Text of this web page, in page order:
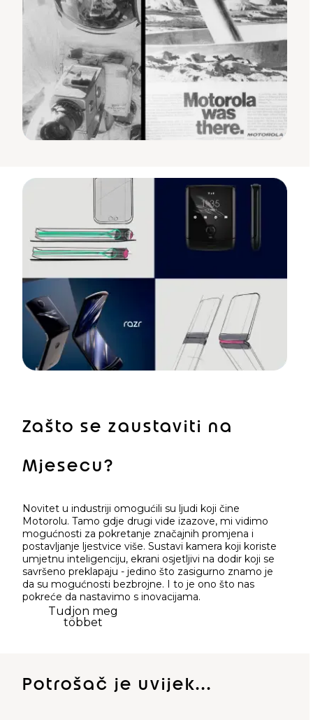
Zašto se zaustaviti na
Mjesecu?
Novitet u industriji omogućili su ljudi koji čine
Motorolu. Tamo gdje drugi vide izazove, mi vidimo
mogućnosti za pokretanje značajnih promjena i
postavljanje ljestvice više. Sustavi kamera koji koriste
umjetnu inteligenciju, ekrani osjetljivi na dodir koji se
savršeno preklapaju - jedino što zasigurno znamo je
da su mogućnosti bezbrojne. I to je ono što nas
pokreće da nastavimo s inovacijama.
Tudjon meg
többet
Potrošač je uvijek...